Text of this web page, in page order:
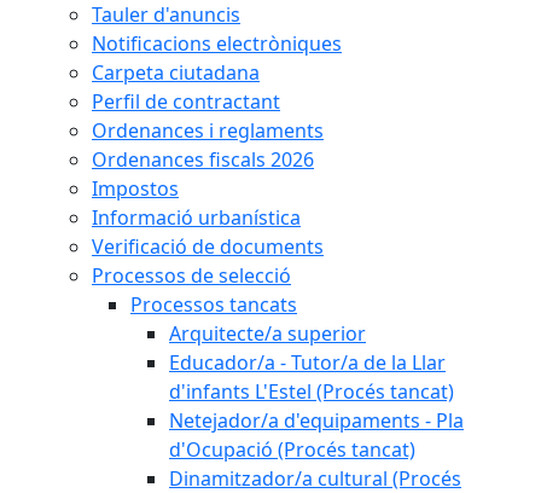
Tauler d'anuncis
Notificacions electròniques
Carpeta ciutadana
Perfil de contractant
Ordenances i reglaments
Ordenances fiscals 2026
Impostos
Informació urbanística
Verificació de documents
Processos de selecció
Processos tancats
Arquitecte/a superior
Educador/a - Tutor/a de la Llar
d'infants L'Estel (Procés tancat)
Netejador/a d'equipaments - Pla
d'Ocupació (Procés tancat)
Dinamitzador/a cultural (Procés